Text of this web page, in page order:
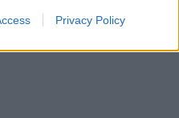
Privacy Policy